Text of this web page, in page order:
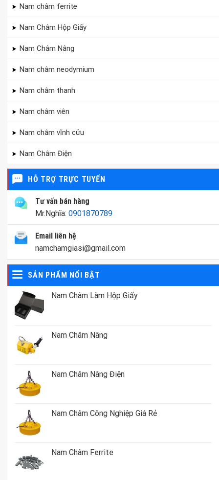
Nam châm ferrite
Nam Châm Hộp Giấy
Nam Châm Nâng
Nam châm neodymium
Nam châm thanh
Nam châm viên
Nam châm vĩnh cửu
Nam Châm Điện
HỖ TRỢ TRỰC TUYẾN
Tư vấn bán hàng
Mr.Nghĩa: 0901870789
Email liên hệ
namchamgiasi@gmail.com
SẢN PHẨM NỔI BẬT
Nam Châm Làm Hộp Giấy
Nam Châm Nâng
Nam Châm Nâng Điện
Nam Châm Công Nghiệp Giá Rẻ
Nam Châm Ferrite